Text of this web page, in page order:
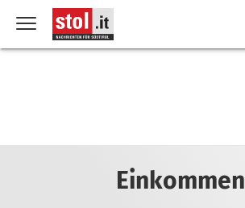
Einkommen